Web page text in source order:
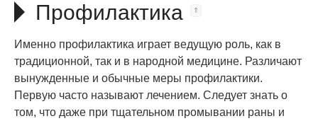
Профилактика
Именно профилактика играет ведущую роль, как в
традиционной, так и в народной медицине. Различают
вынужденные и обычные меры профилактики.
Первую часто называют лечением. Следует знать о
том, что даже при тщательном промывании раны и